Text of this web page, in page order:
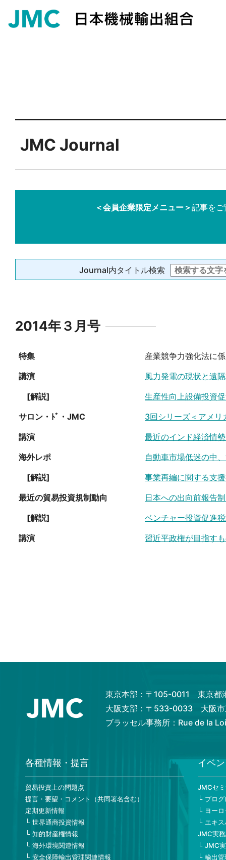
JMC Journal
＜会員企業限定メニュー＞記事を
Journal内タイトル検索
2014年３月号
特集
産業競争力強化法に
講演
風力発電の現状と遠
[解説]
生産性向上設備投資
サロン・ﾄﾞ・JMC
3回シリーズ＜アメ
講演
最近のインド経済情
海外レポ
自動車市場低迷の中
[解説]
事業再編に関する支
最近の貿易投資規制動向
日本への出向前報告
[解説]
ベンチャー投資促進
講演
習近平政権が目指す
東京本部：〒105-0011 東京都
大阪支部：〒533-0033 大阪市
ブラッセル事務所：Rue de la
各種情報・提言
貿易投資上の問題点
提言・要望・コメント（共同署名含む）
定期更新情報
世界通商投資情報
知的財産権情報
海外環境関連情報
安全保障輸出管理関連情報
イベ
JMCセ
プロ
ヨー
エキ
JMC実
JMC
輸出